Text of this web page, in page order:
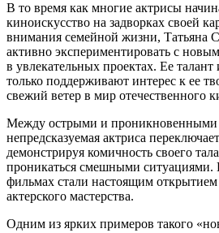
В то время как многие актрисы
киноискусство на задворках своей
внимания семейной жизни, Татьяна
активно экспериментировать с
в увлекательных проектах. Ее
только поддерживают интерес к ее
свежий ветер в мир отечественного
Между острыми и проникновенными
непредсказуемая актриса
демонстрируя комичность своего
проникаться смешными
фильмах стали настоящим
актерского мастерства.
Одним из ярких примеров такого